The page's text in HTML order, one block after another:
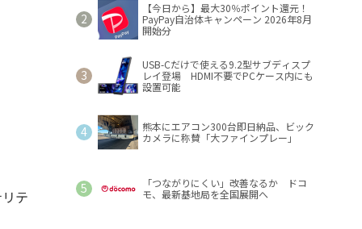
テ
【今日から】最大30％ポイント還元！
PayPay自治体キャンペーン 2026年8月
開始分
USB-Cだけで使える9.2型サブディスプ
レイ登場 HDMI不要でPCケース内にも
設置可能
熊本にエアコン300台即日納品、ビック
カメラに称賛「大ファインプレー」
「つながりにくい」改善なるか ドコ
モ、最新基地局を全国展開へ